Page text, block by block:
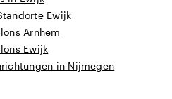
Ewijk
Arnhem
Ewijk
in Nijmegen